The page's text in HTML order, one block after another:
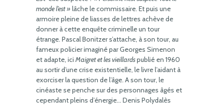
monde l’est » lâche le commissaire. Et puis une
armoire pleine de liasses de lettres achève de
donner à cette enquête criminelle un tour
étrange. Pascal Bonitzer s’attache, à son tour, au
fameux policier imaginé par Georges Simenon
et adapte, ici Maigret et les vieillardspublié en 1960
au sortir d’une crise existentielle, le livre l’aidant à
exorciser la question de l’âge. A son tour, le
cinéaste se penche sur des personnages âgés et
cependant pleins d’énergie… Denis Polydalès